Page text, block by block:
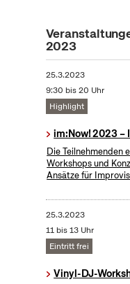
2023
25.3.2023
9:30 bis 20 Uhr
Highlight
im:Now! 2023 –
Die Teilnehmenden
Workshops und
Ansätze für
25.3.2023
11 bis 13 Uhr
Eintritt frei
Vinyl-DJ-